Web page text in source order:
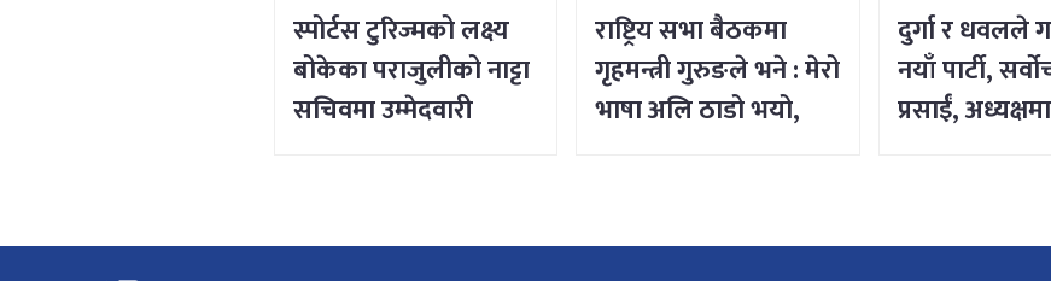
स्पोर्टस टुरिज्मको लक्ष्य
बोकेका पराजुलीको नाट्टा
सचिवमा उम्मेदवारी
राष्ट्रिय सभा बैठकमा
गृहमन्त्री गुरुङले भने : मेरो
भाषा अलि ठाडो भयो,
दुर्गा र धवलले
नयाँ पार्टी,
प्रसाईं,